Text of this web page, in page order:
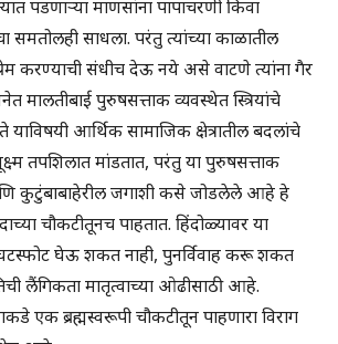
पडणाऱ्या माणसांना पापाचरणी किंवा
समतोलही साधला. परंतु त्यांच्या काळातील
करण्याची संधीच देऊ नये असे वाटणे त्यांना गैर
मालतीबाई पुरुषसत्ताक व्यवस्थेत स्त्रियांचे
आर्थिक सामाजिक क्षेत्रातील बदलांचे
तपशिलात मांडतात, परंतु या पुरुषसत्ताक
कुटुंबाबाहेरील जगाशी कसे जोडलेले आहे हे
चौकटीतूनच पाहतात. हिंदोळ्यावर या
घेऊ शकत नाही, पुनर्विवाह करू शकत
लैंगिकता मातृत्वाच्या ओढीसाठी आहे.
एक ब्रह्मस्वरूपी चौकटीतून पाहणारा विराग